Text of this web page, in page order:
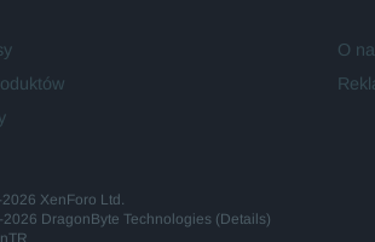
O
XenForo Ltd.
DragonByte Technologies(Details)